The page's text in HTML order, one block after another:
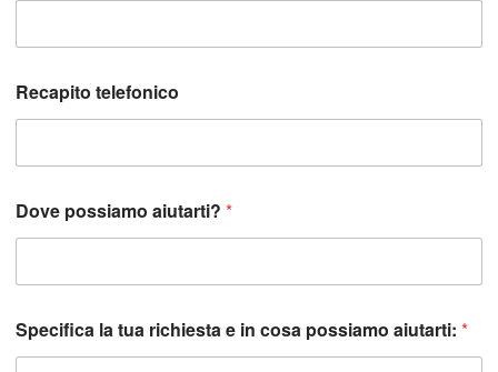
i
s
t
a
c
e
z
o
n
Recapito telefonico
Dove possiamo aiutarti?*
Specifica la tua richiesta e in cosa possiamo aiutarti:*